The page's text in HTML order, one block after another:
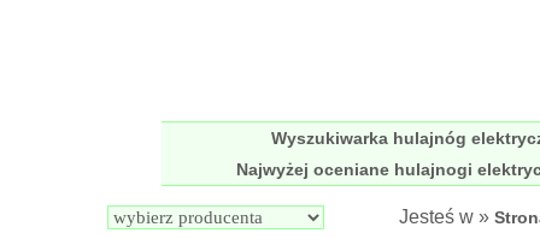
Wyszukiwarka hulajnóg
Najwyżej oceniane hulajnogi
Jesteś w »